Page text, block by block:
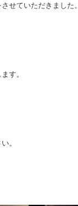
せていただきました。
す。
。